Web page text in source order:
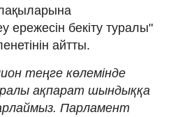
ережесін бекіту туралы"
айтты.
теңге көлемінде
ақпарат шындыққа
Парламент